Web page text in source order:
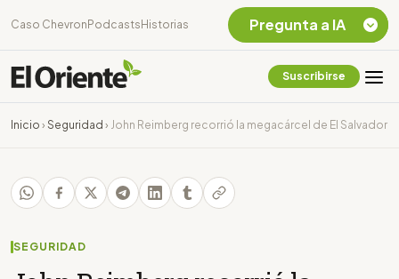
Caso Chevron Podcasts Historias
Suscribirse
Inicio › Seguridad › John Reimberg recorrió la megacárcel de El Salvador
SEGURIDAD
Pregunta a IA
Chevron Ecuador